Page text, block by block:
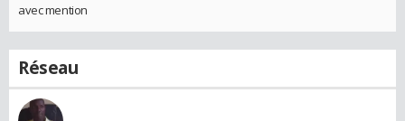
avec mention
Réseau